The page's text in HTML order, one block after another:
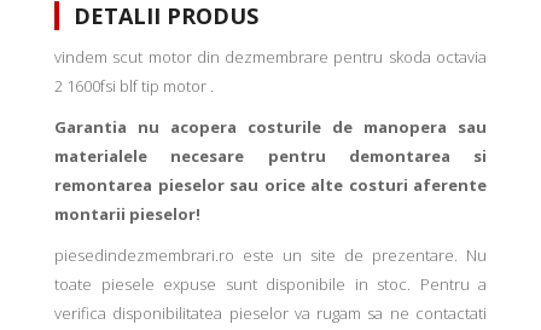
DETALII PRODUS
vindem scut motor din dezmembrare pentru skoda octavia
2 1600fsi blf tip motor .
Garantia nu acopera costurile de manopera sau
materialele necesare pentru demontarea si
remontarea pieselor sau orice alte costuri aferente
montarii pieselor!
piesedindezmembrari.ro este un site de prezentare. Nu
toate piesele expuse sunt disponibile in stoc. Pentru a
verifica disponibilitatea pieselor va rugam sa ne contactati